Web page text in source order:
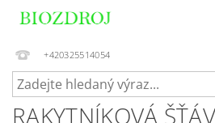
+420325514054
RAKYTNÍKOVÁ